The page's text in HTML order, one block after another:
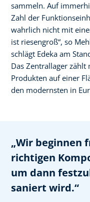
sammeln. Auf
Zahl der
wahrlich nicht mit
ist riesengroß“, so
schlägt Edeka am
Das Zentrallager
Produkten auf einer
den modernsten in
„Wir beginnen
richtigen
um dann
saniert wird.“